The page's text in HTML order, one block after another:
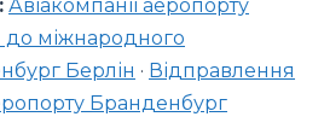
Авіакомпанії аеропорту
до міжнародного
Берлін · Відправлення
Бранденбург